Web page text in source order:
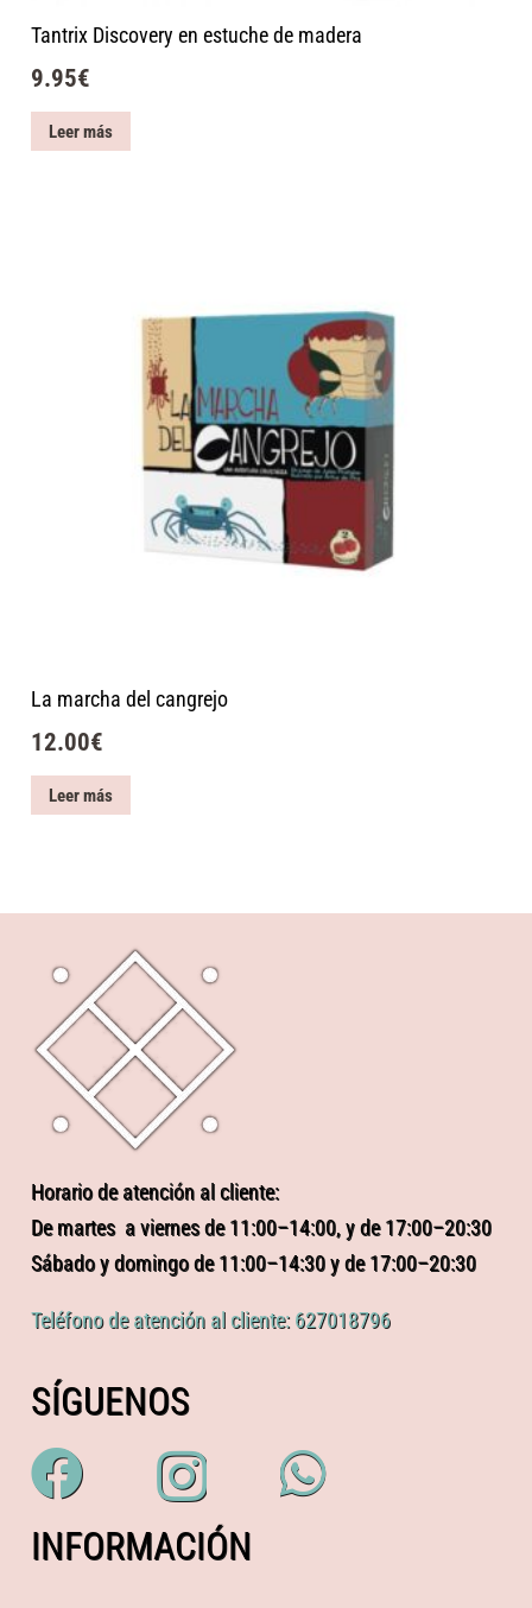
Tantrix Discovery en estuche de madera
9.95€
Leer más
La marcha del cangrejo
12.00€
Leer más
Horario de atención al cliente:
De martes a viernes de 11:00–14:00, y de 17:00–20:30
Sábado y domingo de 11:00–14:30 y de 17:00–20:30
Teléfono de atención al cliente: 627018796
SÍGUENOS
INFORMACIÓN